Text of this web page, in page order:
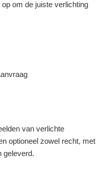
om de juiste verlichting
van verlichte
optioneel zowel recht, met
geleverd.